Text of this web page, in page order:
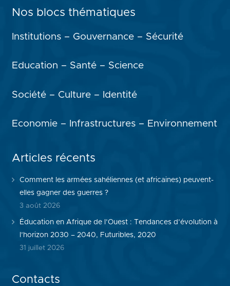
Nos blocs thématiques
Institutions – Gouvernance – Sécurité
Education – Santé – Science
Société – Culture – Identité
Economie – Infrastructures – Environnement
Articles récents
Comment les armées sahéliennes (et africaines) peuvent-
elles gagner des guerres ?
3 août 2026
Éducation en Afrique de l’Ouest : Tendances d’évolution à
l’horizon 2030 – 2040, Futuribles, 2020
31 juillet 2026
Contacts